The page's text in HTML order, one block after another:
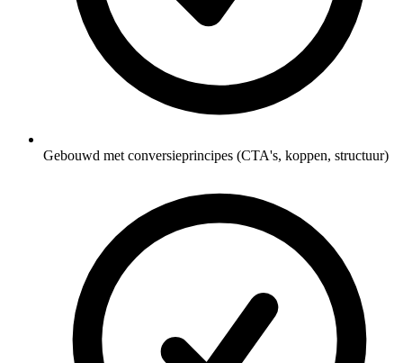
Gebouwd met conversieprincipes (CTA's, koppen, structuur)